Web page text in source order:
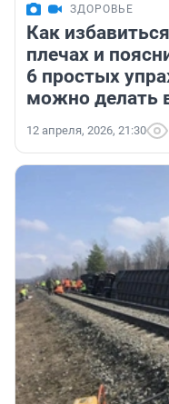
ЗДОРОВЬЕ
Как
плечах и
6 простых
можно делать
12 апреля, 2026, 21:30